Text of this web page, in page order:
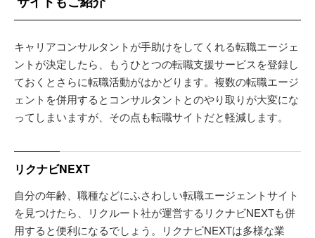
キャリアコンサルタントが手助けをしてくれる転職エージェ
ントが決定したら、もうひとつの転職支援サービスを登録し
ておくとさらに転職活動がはかどります。複数の転職エージ
ェントを併用するとコンサルタントとのやり取りが大変にな
ってしまいますが、その点も転職サイトだと軽減します。
リクナビNEXT
自分の年齢、職種などにふさわしい転職エージェントサイト
を見つけたら、リクルート社が運営するリクナビNEXTも併
用すると便利になるでしょう。リクナビNEXTは多様な業